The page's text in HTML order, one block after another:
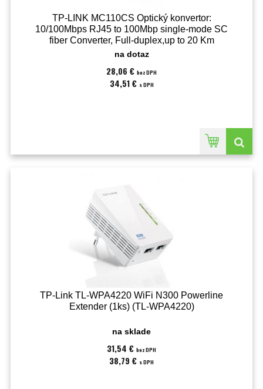
TP-LINK MC110CS Optický konvertor:
10/100Mbps RJ45 to 100Mbp single-mode SC
fiber Converter, Full-duplex,up to 20 Km
(MC110CS)
na dotaz
28,06 € bez DPH
34,51 € s DPH
TP-Link TL-WPA4220 WiFi N300 Powerline
Extender (1ks) (TL-WPA4220)
na sklade
31,54 € bez DPH
38,79 € s DPH